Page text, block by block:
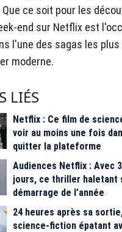
ce soit pour les
end sur Netflix est
l'une des sagas les
moderne.
LIÉS
Netflix : Ce film de
voir au moins une fois
quitter la plateforme
Audiences Netflix : Avec
jours, ce thriller haletant
démarrage de l’année
24 heures après sa
science-fiction épatant